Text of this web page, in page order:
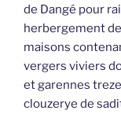
de Dangé pour
herbergement
maisons
vergers viviers
et garennes
clouzerye de